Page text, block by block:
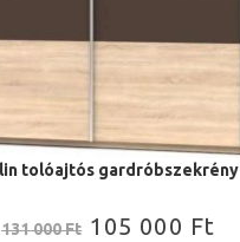
tolóajtós gardróbszekrény
131 000Ft 105 000 Ft